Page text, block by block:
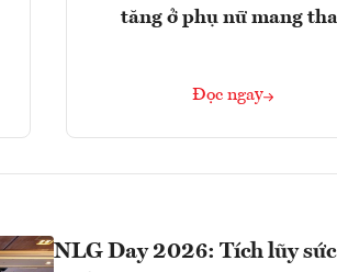
tăng ở phụ nữ mang
Đọc ngay
NLG Day 2026: Tích lũy